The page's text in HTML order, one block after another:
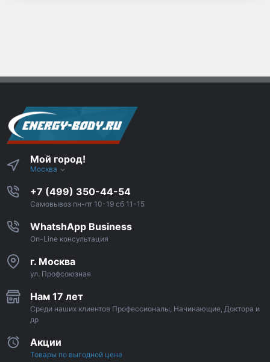
Мой город!
Москва
+7 (499) 350-44-54
Самовывоз пн-пт 10-19 сб 11-15
WhatshApp Business
On-Line консультация
г. Москва
ул. Профсоюзная
Нам 17 лет
Среди наших клиентов Профессионалы, Начинающие, Доктора и
др
Акции
Товары по выгодной цене